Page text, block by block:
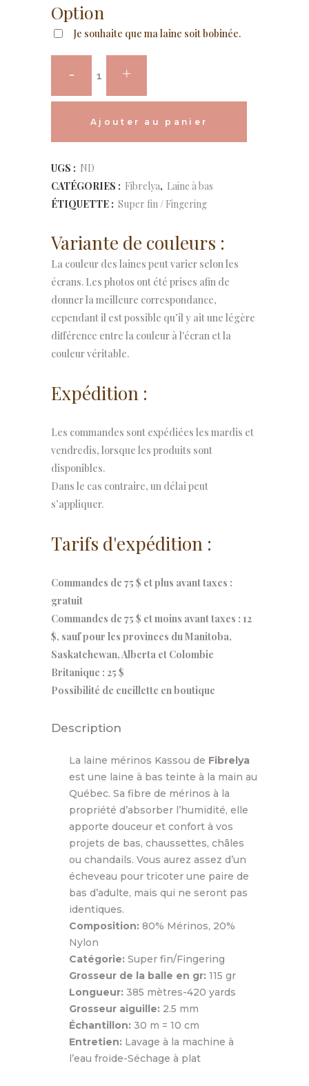
Option
Je souhaite que ma laine soit bobinée.
-
Filgood
quantity
Ajouter au panier
UGS : ND
CATÉGORIES : Fibrelya, Laine à bas
ÉTIQUETTE : Super fin / Fingering
Variante de couleurs :
La couleur des laines peut varier selon les
écrans. Les photos ont été prises afin de
donner la meilleure correspondance,
cependant il est possible qu’il y ait une légère
différence entre la couleur à l'écran et la
couleur véritable.
Expédition :
Les commandes sont expédiées les mardis et
vendredis, lorsque les produits sont
disponibles.
Dans le cas contraire, un délai peut
s’appliquer.
Tarifs d'expédition :
Commandes de 75 $ et plus avant taxes :
gratuit
Commandes de 75 $ et moins avant taxes : 12
$, sauf pour les provinces du Manitoba,
Saskatchewan, Alberta et Colombie
Britanique : 25 $
Possibilité de cueillette en boutique
Description
La laine mérinos Kassou de Fibrelya
est une laine à bas teinte à la main au
Québec. Sa fibre de mérinos à la
propriété d’absorber l’humidité, elle
apporte douceur et confort à vos
projets de bas, chaussettes, châles
ou chandails. Vous aurez assez d’un
écheveau pour tricoter une paire de
bas d’adulte, mais qui ne seront pas
identiques.
Composition: 80% Mérinos, 20%
Nylon
Catégorie: Super fin/Fingering
Grosseur de la balle en gr: 115 gr
Longueur: 385 mètres-420 yards
Grosseur aiguille: 2.5 mm
Échantillon: 30 m = 10 cm
Entretien: Lavage à la machine à
l’eau froide-Séchage à plat